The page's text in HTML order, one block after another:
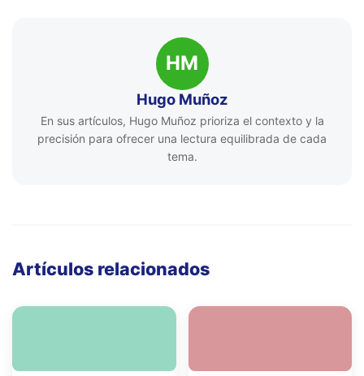
HM
Hugo Muñoz
En sus artículos, Hugo Muñoz prioriza el contexto y la
precisión para ofrecer una lectura equilibrada de cada
tema.
Artículos relacionados